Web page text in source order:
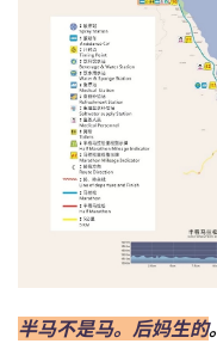
半马不是马。后妈生的。